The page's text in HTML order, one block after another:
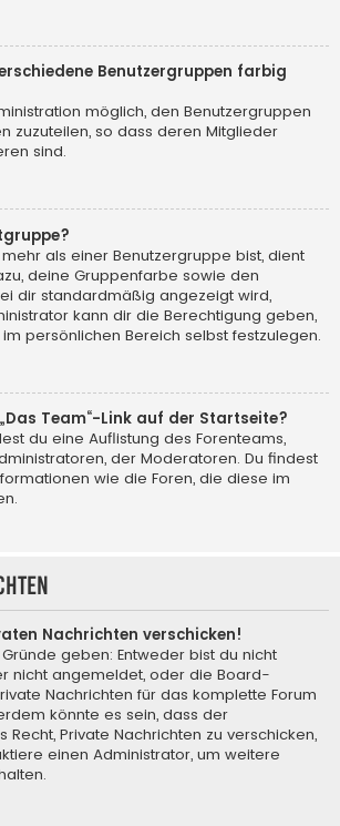
Benutzergruppen farbig
möglich, den Benutzergruppen
zuzuteilen, so dass deren Mitglieder
sind.
als einer Benutzergruppe bist, dient
deine Gruppenfarbe sowie den
dir standardmäßig angezeigt wird,
kann dir die Berechtigung geben,
persönlichen Bereich selbst festzulegen.
Team“-Link auf der Startseite?
du eine Auflistung des Forenteams,
der Moderatoren. Du findest
wie die Foren, die diese im
Nachrichten verschicken!
geben: Entweder bist du nicht
nicht angemeldet, oder die Board-
Nachrichten für das komplette Forum
könnte es sein, dass der
Recht, Private Nachrichten zu verschicken,
einen Administrator, um weitere